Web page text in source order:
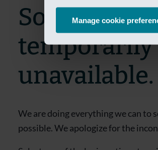
Manage cookie
Sorry! This
temporarily
unavailable.
We are doing everything we can to
possible. We apologize for the